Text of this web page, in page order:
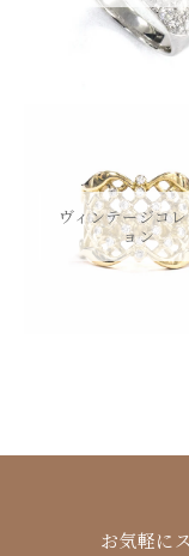
ヴィンテージコ
ョン
お気軽に